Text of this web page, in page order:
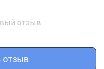
отзыв
отзыв